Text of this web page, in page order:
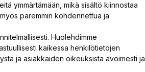
ymmärtämään, mikä sisältö kiinnostaa
paremmin kohdennettua ja
Huolehdimme
kaikessa henkilötietojen
ja asiakkaiden oikeuksista avoimesti ja